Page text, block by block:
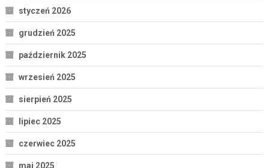
styczeń 2026
grudzień 2025
październik 2025
wrzesień 2025
sierpień 2025
lipiec 2025
czerwiec 2025
maj 2025